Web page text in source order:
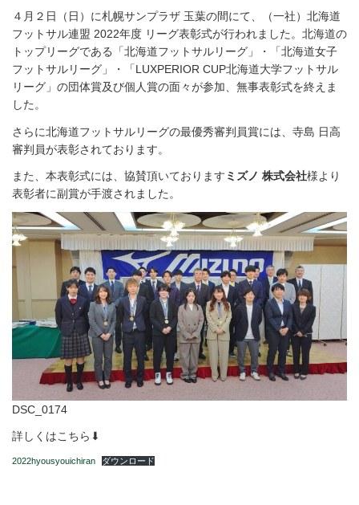
４月２日（日）に札幌サンプラザ 玉葉の間にて、（一社）北海道
フットサル連盟 2022年度 リーグ表彰式が行われました。北海道の
トップリーグである「北海道フットサルリーグ」・「北海道女子
フットサルリーグ」・「LUXPERIOR CUP北海道大学フットサル
リーグ」の団体賞及び個人賞の面々が参加、無事表彰式を終えま
した。
さらに北海道フットサルリーグの最優秀審判員賞には、寺島 日高
審判員が表彰されております。
また、本表彰式には、協賛頂いております ミズノ 株式会社様より
表彰者に副賞が手渡されました。
DSC_0174
詳しくはこちら⬇
2022hyousyouichiran ダウンロード